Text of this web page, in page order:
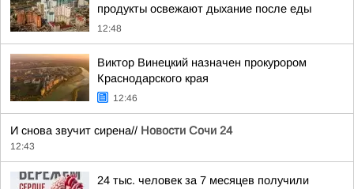
продукты освежают дыхание после еды
12:48
Виктор Винецкий назначен прокурором
Краснодарского края
12:46
И снова звучит сирена// Новости Сочи 24
12:43
24 тыс. человек за 7 месяцев получили